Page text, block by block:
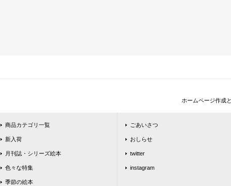
ホームページ作成
商品カテゴリ一覧
新入荷
月刊誌・シリーズ絵本
色々な特集
季節の絵本
ごあいさつ
おしらせ
twitter
instagram